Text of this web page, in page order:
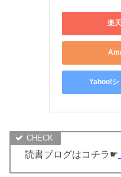
楽
Yahoo!シ
読書ブログはコチラ☛